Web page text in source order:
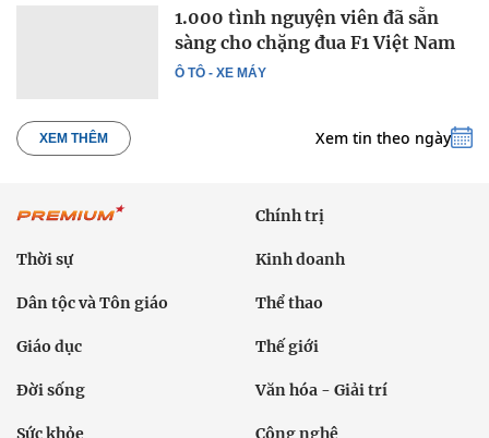
Ô TÔ - XE MÁY
1.000 tình nguyện viên đã sẵn
sàng cho chặng đua F1 Việt Nam
XEM THÊM Xem tin theo ngày
Chính trị
Thời sự Kinh doanh
Dân tộc và Tôn giáo Thể thao
Giáo dục Thế giới
Đời sống Văn hóa - Giải trí
Sức khỏe Công nghệ